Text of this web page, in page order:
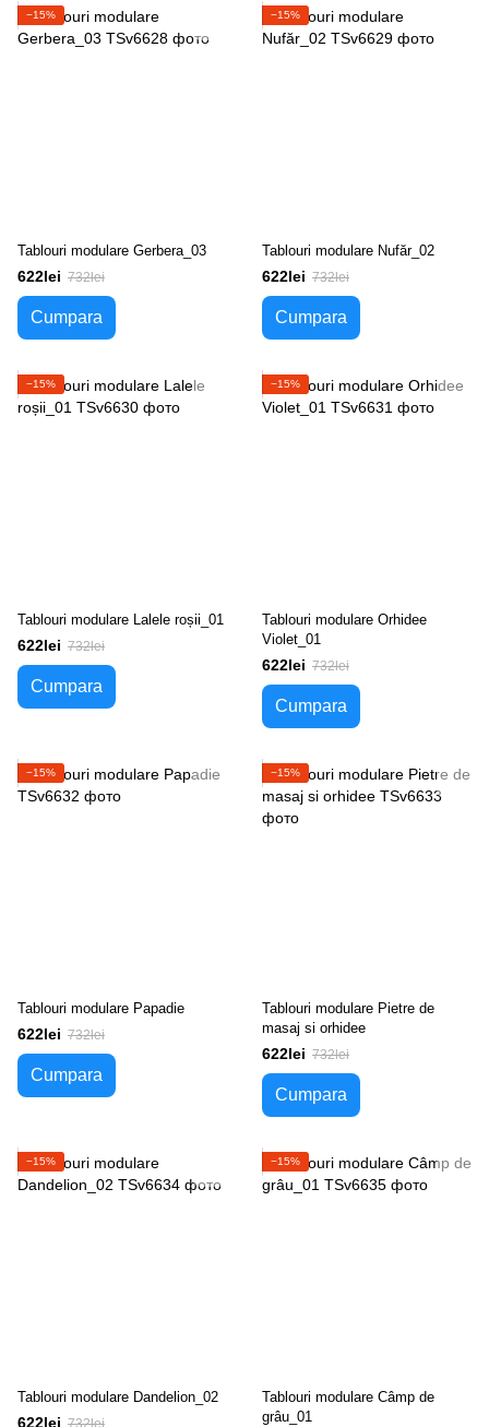
−15%
Tablouri modulare Gerbera_03
622lei 732lei
Cumpara
−15%
Tablouri modulare Nufăr_02
622lei 732lei
Cumpara
−15%
Tablouri modulare Lalele roșii_01
622lei 732lei
Cumpara
−15%
Tablouri modulare Orhidee
Violet_01
622lei 732lei
Cumpara
−15%
Tablouri modulare Papadie
622lei 732lei
Cumpara
−15%
Tablouri modulare Pietre de
masaj si orhidee
622lei 732lei
Cumpara
−15%
Tablouri modulare Dandelion_02
622lei 732lei
−15%
Tablouri modulare Câmp de
grâu_01